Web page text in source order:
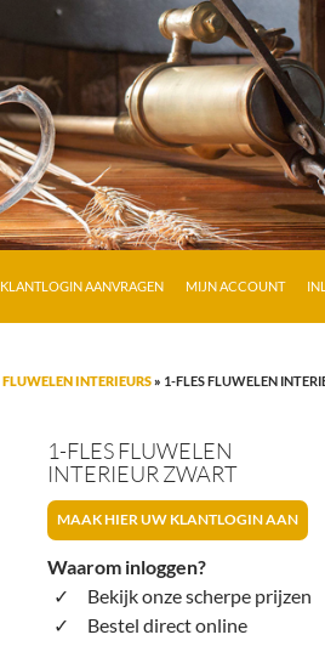
KLANTLOGIN AANVRAGEN MIJN ACCOUNT
FLUWELEN INTERIEURS» 1-FLES FLUWELEN
1-FLES FLUWELEN
INTERIEUR ZWART
MAAK HIER UW KLANTLOGIN AAN
Waarom inloggen?
Bekijk onze scherpe prijzen
Bestel direct online